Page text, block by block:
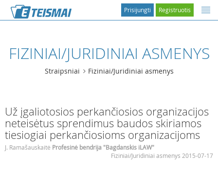
Registruotis
Prisijungti
FIZINIAI/JURIDINIAI ASMENYS
Straipsniai Fiziniai/Juridiniai asmenys
Už įgaliotosios perkančiosios organizacijos
neteisėtus sprendimus baudos skiriamos
tiesiogiai perkančiosioms organizacijoms
J. Ramašauskaitė Profesinė bendrija "Bagdanskis iLAW"
Fiziniai/Juridiniai asmenys 2015-07-17